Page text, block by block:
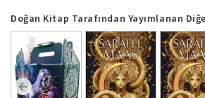
Doğan Kitap Tarafından Yayımlanan